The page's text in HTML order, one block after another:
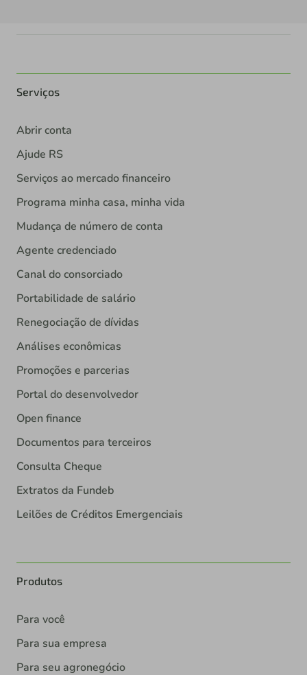
Serviços
Abrir conta
Ajude RS
Serviços ao mercado financeiro
Programa minha casa, minha vida
Mudança de número de conta
Agente credenciado
Canal do consorciado
Portabilidade de salário
Renegociação de dívidas
Análises econômicas
Promoções e parcerias
Portal do desenvolvedor
Open finance
Documentos para terceiros
Consulta Cheque
Extratos da Fundeb
Leilões de Créditos Emergenciais
Produtos
Para você
Para sua empresa
Para seu agronegócio